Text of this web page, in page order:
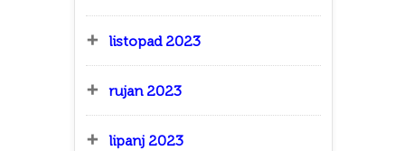
listopad 2023
rujan 2023
lipanj 2023